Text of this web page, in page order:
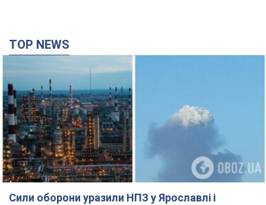
TOP NEWS
Сили оборони уразили НПЗ у Ярославлі і